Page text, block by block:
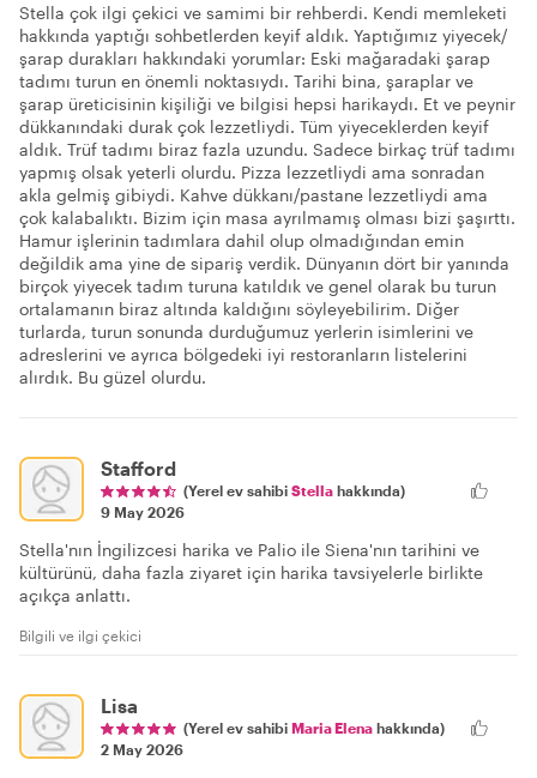
Stella çok ilgi çekici ve samimi bir rehberdi. Kendi memleketi
hakkında yaptığı sohbetlerden keyif aldık. Yaptığımız yiyecek/
şarap durakları hakkındaki yorumlar: Eski mağaradaki şarap
tadımı turun en önemli noktasıydı. Tarihi bina, şaraplar ve
şarap üreticisinin kişiliği ve bilgisi hepsi harikaydı. Et ve peynir
dükkanındaki durak çok lezzetliydi. Tüm yiyeceklerden keyif
aldık. Trüf tadımı biraz fazla uzundu. Sadece birkaç trüf tadımı
yapmış olsak yeterli olurdu. Pizza lezzetliydi ama sonradan
akla gelmiş gibiydi. Kahve dükkanı/pastane lezzetliydi ama
çok kalabalıktı. Bizim için masa ayrılmamış olması bizi şaşırttı.
Hamur işlerinin tadımlara dahil olup olmadığından emin
değildik ama yine de sipariş verdik. Dünyanın dört bir yanında
birçok yiyecek tadım turuna katıldık ve genel olarak bu turun
ortalamanın biraz altında kaldığını söyleyebilirim. Diğer
turlarda, turun sonunda durduğumuz yerlerin isimlerini ve
adreslerini ve ayrıca bölgedeki iyi restoranların listelerini
alırdık. Bu güzel olurdu.
Stafford
(Yerel ev sahibi Stella hakkında)
9 May 2026
Stella'nın İngilizcesi harika ve Palio ile Siena'nın tarihini ve
kültürünü, daha fazla ziyaret için harika tavsiyelerle birlikte
açıkça anlattı.
Bilgili ve ilgi çekici
Lisa
(Yerel ev sahibi Maria Elena hakkında)
2 May 2026